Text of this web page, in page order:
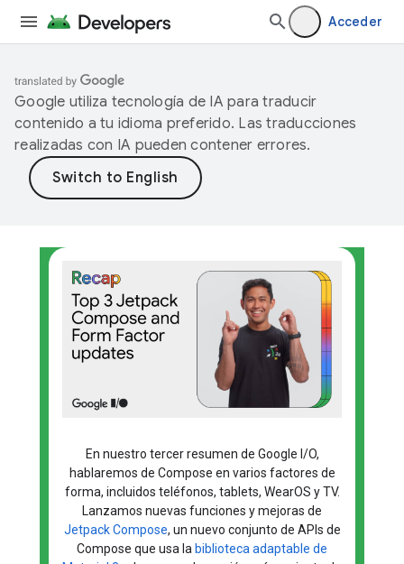
Acceder
Google utiliza tecnología de IA para traducir
contenido a tu idioma preferido. Las traducciones
realizadas con IA pueden contener errores.